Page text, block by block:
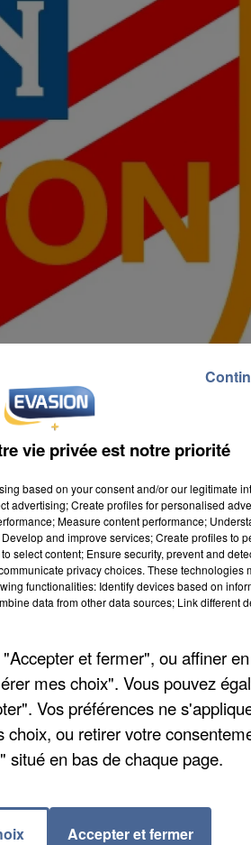
vie privée est notre priorité
based on your consent and/or our legitimate
advertising; Create profiles for personalised
Measure content performance;
and improve services; Create profiles to
select content; Ensure security, prevent and
privacy choices. These technologies
functionalities: Identify devices based on
data from other data sources; Link different
et fermer", ou affiner
mes choix". Vous pouvez
Vos préférences ne
ou retirer votre
en bas de chaque page.
Accepter et fermer